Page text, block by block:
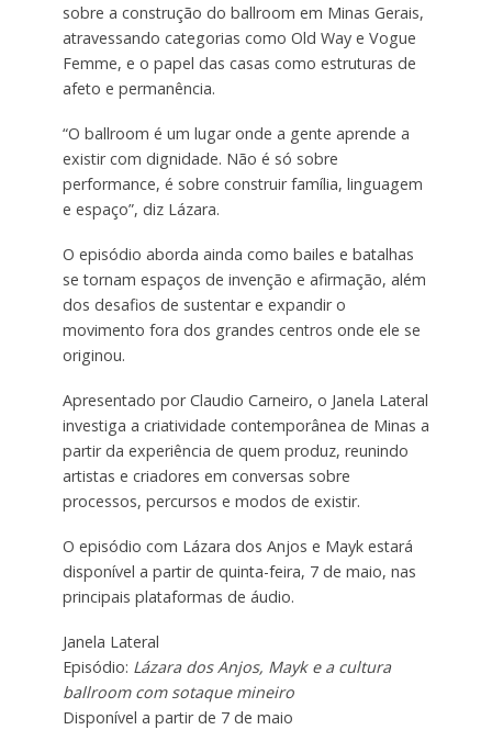
sobre a construção do ballroom em Minas Gerais,
atravessando categorias como Old Way e Vogue
Femme, e o papel das casas como estruturas de
afeto e permanência.
“O ballroom é um lugar onde a gente aprende a
existir com dignidade. Não é só sobre
performance, é sobre construir família, linguagem
e espaço”, diz Lázara.
O episódio aborda ainda como bailes e batalhas
se tornam espaços de invenção e afirmação, além
dos desafios de sustentar e expandir o
movimento fora dos grandes centros onde ele se
originou.
Apresentado por Claudio Carneiro, o Janela Lateral
investiga a criatividade contemporânea de Minas a
partir da experiência de quem produz, reunindo
artistas e criadores em conversas sobre
processos, percursos e modos de existir.
O episódio com Lázara dos Anjos e Mayk estará
disponível a partir de quinta-feira, 7 de maio, nas
principais plataformas de áudio.
Janela Lateral
Episódio: Lázara dos Anjos, Mayk e a cultura
ballroom com sotaque mineiro
Disponível a partir de 7 de maio